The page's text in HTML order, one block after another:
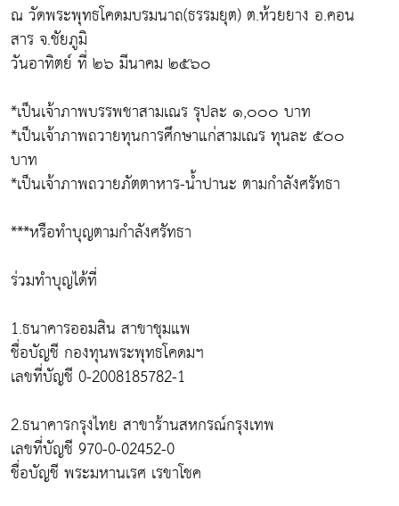
ณ วัดพระพุทธโคดมบรมนาถ(ธรรมยุต) ต.ห้วยยาง อ.คอน
สาร จ.ชัยภูมิ
วันอาทิตย์ ที่ ๒๖ มีนาคม ๒๕๖๐
*เป็นเจ้าภาพบรรพชาสามเณร รุปละ ๑,๐๐๐ บาท
*เป็นเจ้าภาพถวายทุนการศึกษาแก่สามเณร ทุนละ ๕๐๐
บาท
*เป็นเจ้าภาพถวายภัตตาหาร-น้ำปานะ ตามกำลังศรัทธา
***หรือทำบุญตามกำลังศรัทธา
ร่วมทำบุญได้ที่
1.ธนาคารออมสิน สาขาชุมแพ
ชื่อบัญชี กองทุนพระพุทธโคดมฯ
เลขที่บัญชี 0-2008185782-1
2.ธนาคารกรุงไทย สาขาร้านสหกรณ์กรุงเทพ
เลขที่บัญชี 970-0-02452-0
ชื่อบัญชี พระมหานเรศ เรขาโชค